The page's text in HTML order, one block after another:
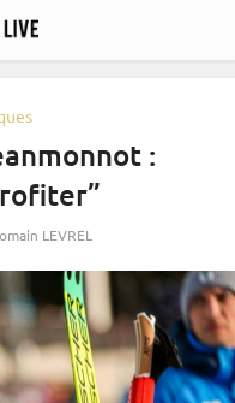
:
LEVREL